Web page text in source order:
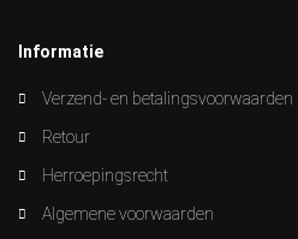
Informatie
Verzend- en betalingsvoorwaarden
Retour
Herroepingsrecht
Algemene voorwaarden